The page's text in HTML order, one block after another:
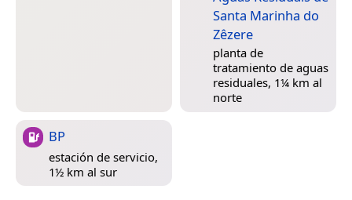
Santa Marinha do
Zêzere
planta de
tratamiento de aguas
residuales, 1¼ km al
norte
BP
estación de servicio,
1½ km al sur